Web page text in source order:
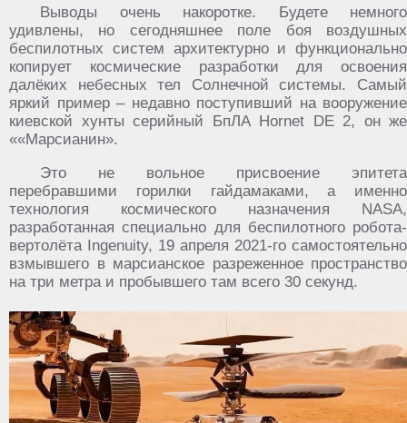
Выводы очень накоротке. Будете немного
удивлены, но сегодняшнее поле боя воздушных
беспилотных систем архитектурно и функционально
копирует космические разработки для освоения
далёких небесных тел Солнечной системы. Самый
яркий пример – недавно поступивший на вооружение
киевской хунты серийный БпЛА Hornet DE 2, он же
««Марсианин».
Это не вольное присвоение эпитета
перебравшими горилки гайдамаками, а именно
технология космического назначения NASA,
разработанная специально для беспилотного робота-
вертолёта Ingenuity, 19 апреля 2021-го самостоятельно
взмывшего в марсианское разреженное пространство
на три метра и пробывшего там всего 30 секунд.